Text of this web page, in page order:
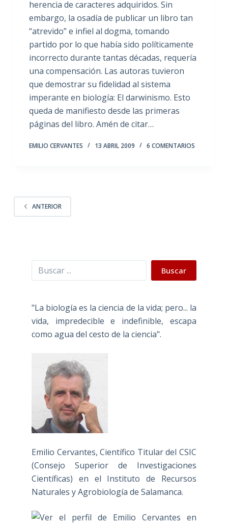
herencia de caracteres adquiridos. Sin
embargo, la osadía de publicar un libro tan
“atrevido” e infiel al dogma, tomando
partido por lo que había sido políticamente
incorrecto durante tantas décadas, requería
una compensación. Las autoras tuvieron
que demostrar su fidelidad al sistema
imperante en biología: El darwinismo. Esto
queda de manifiesto desde las primeras
páginas del libro. Amén de citar…
EMILIO CERVANTES 13 ABRIL 2009 6 COMENTARIOS
ANTERIOR
Buscar Buscar
"La biología es la ciencia de la vida; pero... la
vida, impredecible e indefinible, escapa
como agua del cesto de la ciencia".
Emilio Cervantes, Científico Titular del CSIC
(Consejo Superior de Investigaciones
Científicas) en el Instituto de Recursos
Naturales y Agrobiología de Salamanca.